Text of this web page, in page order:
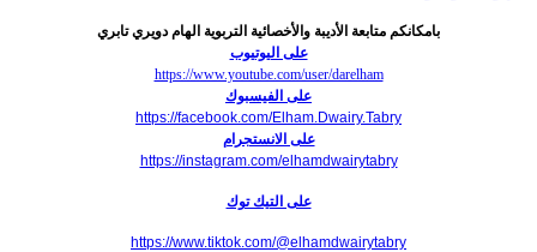
بامكانكم متابعة الأديبة والأخصائية التربوية الهام دويري تابري
على اليوتيوب
https://www.youtube.com/user/darelham
على الفيسبوك
https://facebook.com/Elham.Dwairy.Tabry
على الانستجرام
https://instagram.com/elhamdwairytabry
على التيك توك
https://www.tiktok.com/@elhamdwairytabry